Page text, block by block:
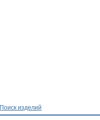
Поиск изделий